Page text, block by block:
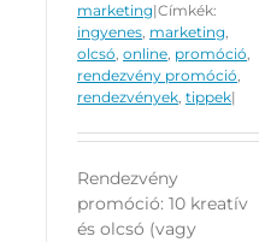
marketing|Címkék:
ingyenes, marketing,
olcsó, online, promóció,
rendezvény promóció,
rendezvények, tippek|
Rendezvény
promóció: 10 kreatív
és olcsó (vagy